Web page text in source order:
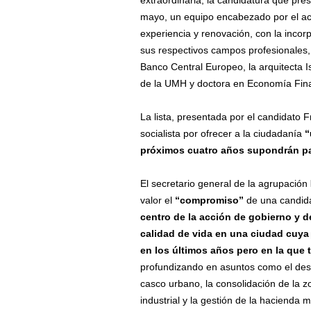
mayo, un equipo encabezado por el
experiencia y renovación, con la
sus respectivos campos
Banco Central Europeo, la arquitecta
de la UMH y doctora en Economía
La lista, presentada por el candidato
socialista por ofrecer a la ciudadanía
próximos cuatro años supondrán
El secretario general de la
valor el “compromiso” de una
centro de la acción de gobierno y
calidad de vida en una ciudad
en los últimos años pero en la que
profundizando en asuntos como el
casco urbano, la consolidación de la
industrial y la gestión de la hacienda